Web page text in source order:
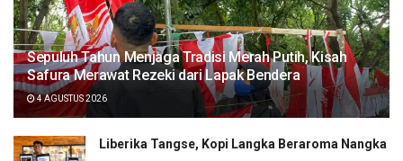
Sepuluh Tahun Menjaga Tradisi Merah Putih, Kisah
Safura Merawat Rezeki dari Lapak Bendera
4 AGUSTUS 2026
Liberika Tangse, Kopi Langka Beraroma Nangka